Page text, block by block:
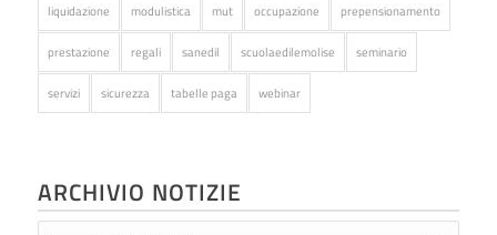
liquidazione modulistica mut occupazione prepensionamento
prestazione regali sanedil scuolaedilemolise seminario
servizi sicurezza tabelle paga webinar
ARCHIVIO NOTIZIE